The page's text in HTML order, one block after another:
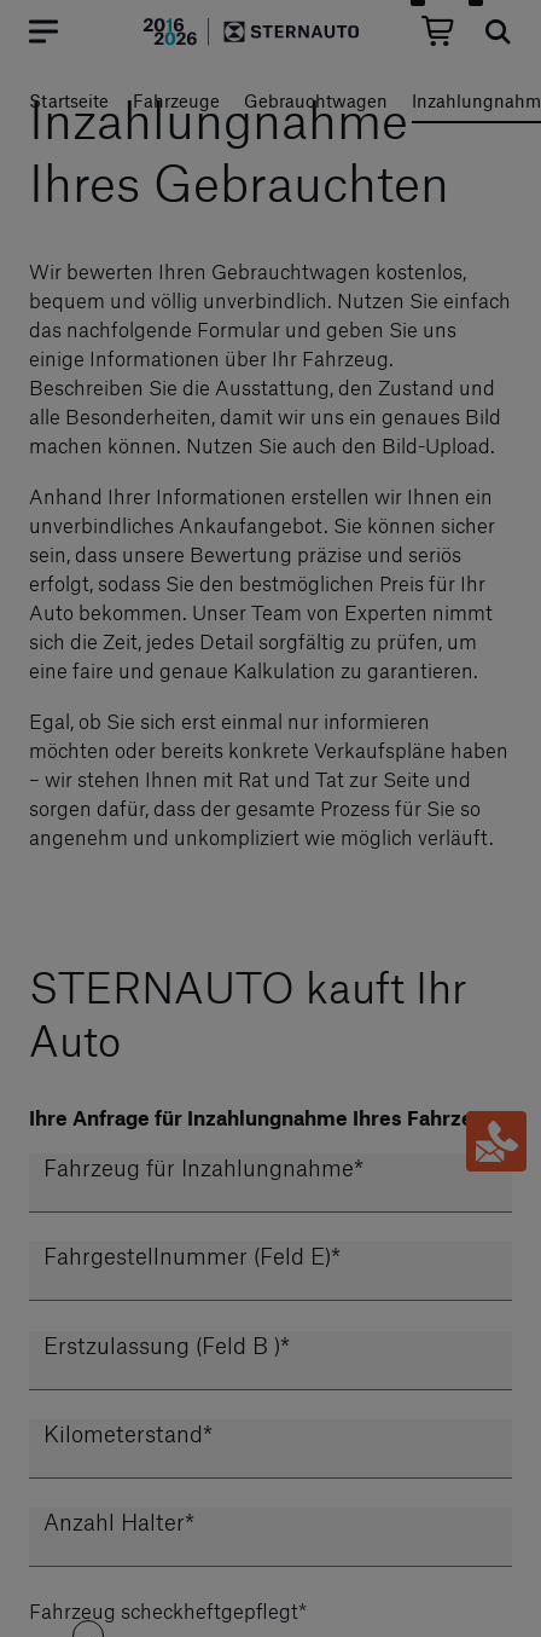
Hauptregion der Seite
Startseite Fahrzeuge Gebrauchtwagen
Inzahlungnahme
Ihres Gebrauchten
Wir bewerten Ihren Gebrauchtwagen kostenlos,
bequem und völlig unverbindlich. Nutzen Sie einfach
das nachfolgende Formular und geben Sie uns
einige Informationen über Ihr Fahrzeug.
Beschreiben Sie die Ausstattung, den Zustand und
alle Besonderheiten, damit wir uns ein genaues Bild
machen können. Nutzen Sie auch den Bild-Upload.
Anhand Ihrer Informationen erstellen wir Ihnen ein
unverbindliches Ankaufangebot. Sie können sicher
sein, dass unsere Bewertung präzise und seriös
erfolgt, sodass Sie den bestmöglichen Preis für Ihr
Auto bekommen. Unser Team von Experten nimmt
sich die Zeit, jedes Detail sorgfältig zu prüfen, um
eine faire und genaue Kalkulation zu garantieren.
Egal, ob Sie sich erst einmal nur informieren
möchten oder bereits konkrete Verkaufspläne haben
– wir stehen Ihnen mit Rat und Tat zur Seite und
sorgen dafür, dass der gesamte Prozess für Sie so
angenehm und unkompliziert wie möglich verläuft.
STERNAUTO kauft Ihr
Auto
Ihre Anfrage für Inzahlungnahme Ihres Fahrzeugs
Fahrzeug für Inzahlungnahme*
Fahrgestellnummer (Feld E)*
Erstzulassung (Feld B )*
Kilometerstand*
Anzahl Halter*
Fahrzeug scheckheftgepflegt*